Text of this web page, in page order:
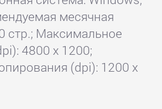
месячная
стр.; Максимальное
4800 x 1200;
(dpi): 1200 x